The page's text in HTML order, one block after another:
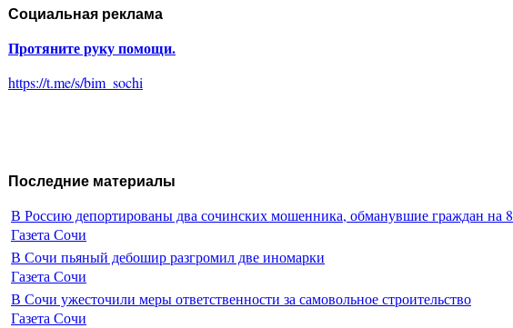
Социальная реклама
Протяните руку помощи.
https://t.me/s/bim_sochi
Последние материалы
В Россию депортированы два сочинских мошенника, обманувшие граждан на
Газета Сочи
В Сочи пьяный дебошир разгромил две иномарки
Газета Сочи
В Сочи ужесточили меры ответственности за самовольное строительство
Газета Сочи